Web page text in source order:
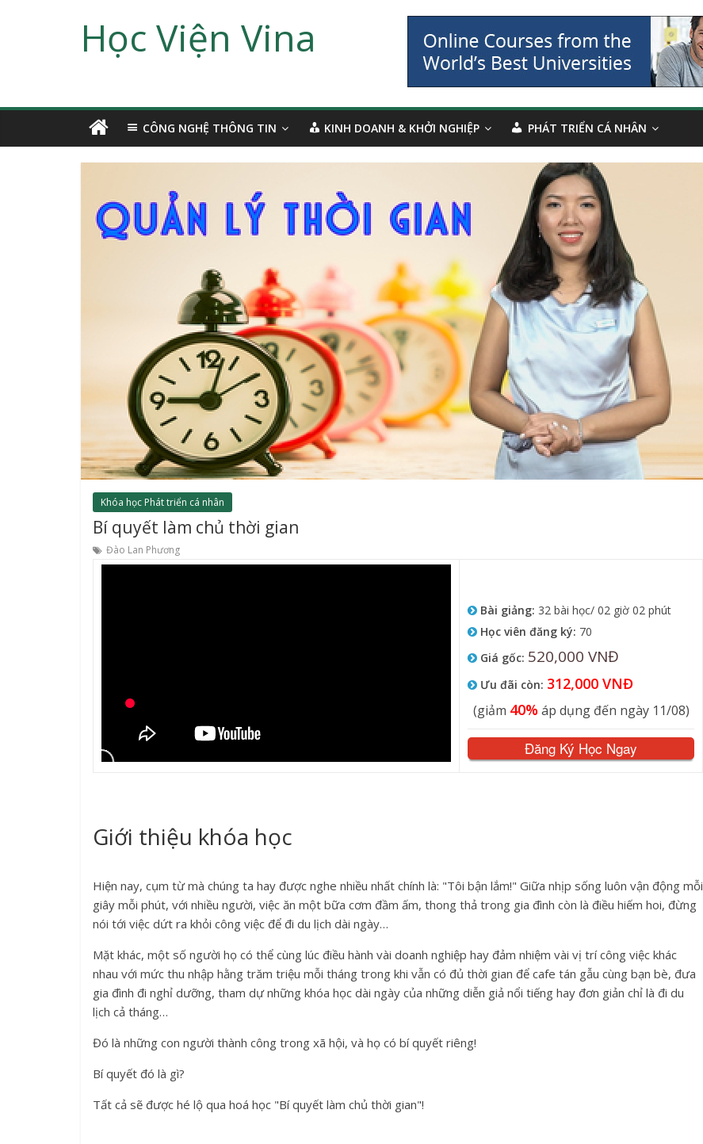
Học Viện Vina
CÔNG NGHỆ THÔNG TIN KINH DOANH & KHỞI NGHIỆP PHÁT TRIỂN CÁ NHÂN
Khóa học Phát triển cá nhân
Bí quyết làm chủ thời gian
Đào Lan Phương
Bài giảng: 32 bài học/ 02 giờ 02 phút
Học viên đăng ký: 70
Giá gốc: 520,000 VNĐ
Ưu đãi còn: 312,000 VNĐ
(giảm 40% áp dụng đến ngày 11/08)
Đăng Ký Học Ngay
Giới thiệu khóa học
Hiện nay, cụm từ mà chúng ta hay được nghe nhiều nhất chính là: "Tôi bận lắm!" Giữa nhịp sống luôn vận động mỗi
giây mỗi phút, với nhiều người, việc ăn một bữa cơm đầm ấm, thong thả trong gia đình còn là điều hiếm hoi, đừng
nói tới việc dứt ra khỏi công việc để đi du lịch dài ngày…
Mặt khác, một số người họ có thể cùng lúc điều hành vài doanh nghiệp hay đảm nhiệm vài vị trí công việc khác
nhau với mức thu nhập hằng trăm triệu mỗi tháng trong khi vẫn có đủ thời gian để cafe tán gẫu cùng bạn bè, đưa
gia đình đi nghỉ dưỡng, tham dự những khóa học dài ngày của những diễn giả nổi tiếng hay đơn giản chỉ là đi du
lịch cả tháng…
Đó là những con người thành công trong xã hội, và họ có bí quyết riêng!
Bí quyết đó là gì?
Tất cả sẽ được hé lộ qua hoá học "Bí quyết làm chủ thời gian"!